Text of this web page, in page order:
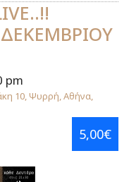
pm
10, Ψυρρή, Αθήνα,
5,00€